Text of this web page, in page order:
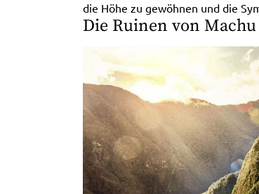
die Höhe zu gewöhnen und die
Die Ruinen von